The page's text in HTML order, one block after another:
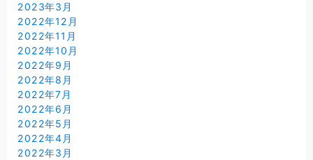
2023年3月
2022年12月
2022年11月
2022年10月
2022年9月
2022年8月
2022年7月
2022年6月
2022年5月
2022年4月
2022年3月